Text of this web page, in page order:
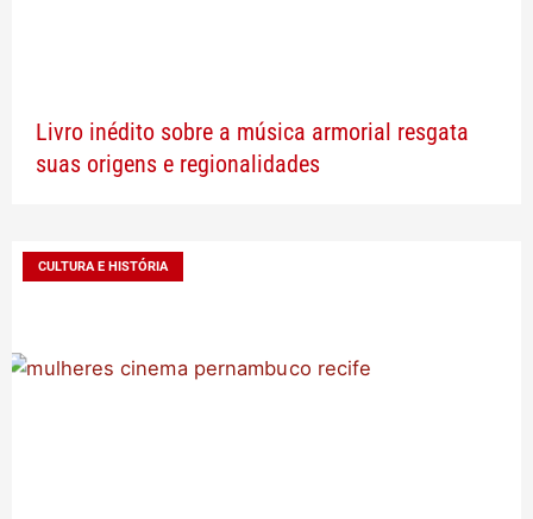
Livro inédito sobre a música armorial resgata
suas origens e regionalidades
CULTURA E HISTÓRIA